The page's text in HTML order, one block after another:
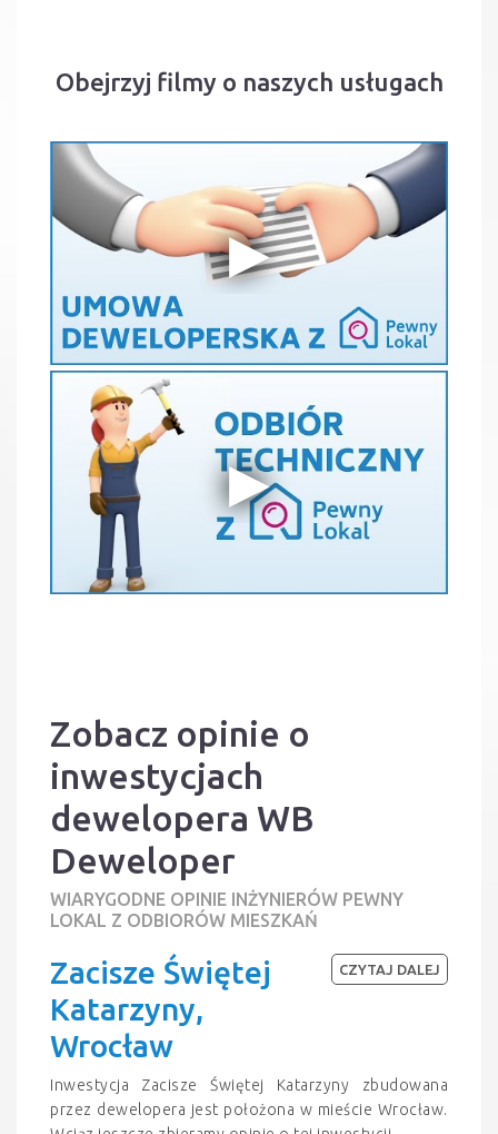
Obejrzyj filmy o naszych usługach
Zobacz opinie o
inwestycjach
dewelopera WB
Deweloper
WIARYGODNE OPINIE INŻYNIERÓW PEWNY
LOKAL Z ODBIORÓW MIESZKAŃ
Zacisze Świętej
Katarzyny,
Wrocław
Inwestycja Zacisze Świętej Katarzyny zbudowana
przez dewelopera jest położona w mieście Wrocław.
CZYTAJ DALEJ